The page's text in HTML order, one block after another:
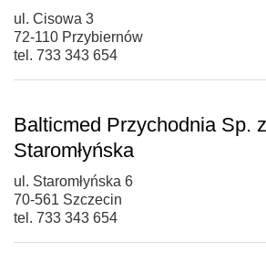
ul. Cisowa 3
72-110 Przybiernów
tel. 733 343 654
Balticmed Przychodnia Sp.
Staromłyńska
ul. Staromłyńska 6
70-561 Szczecin
tel. 733 343 654